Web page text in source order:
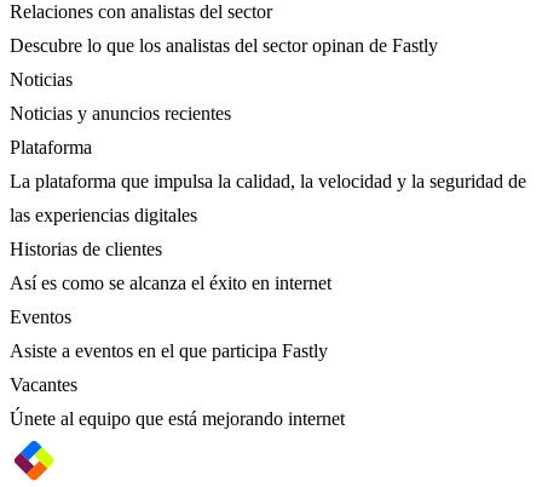
Relaciones con analistas del sector
Descubre lo que los analistas del sector opinan de Fastly
Noticias
Noticias y anuncios recientes
Plataforma
La plataforma que impulsa la calidad, la velocidad y la seguridad de
las experiencias digitales
Historias de clientes
Así es como se alcanza el éxito en internet
Eventos
Asiste a eventos en el que participa Fastly
Vacantes
Únete al equipo que está mejorando internet